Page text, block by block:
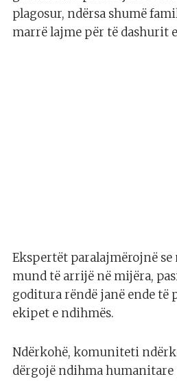
plagosur, ndërsa shumë
marrë lajme për të dashurit
Ekspertët paralajmërojnë
mund të arrijë në mijëra,
goditura rëndë janë ende të
ekipet e ndihmës.
Ndërkohë, komuniteti
dërgojë ndihma